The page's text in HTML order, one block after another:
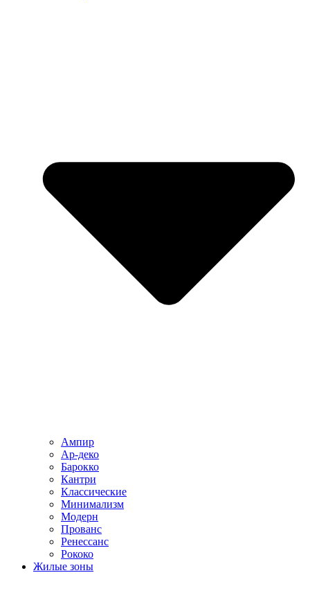
Ампир
Ар-деко
Барокко
Кантри
Классические
Минимализм
Модерн
Прованс
Ренессанс
Рококо
Жилые зоны